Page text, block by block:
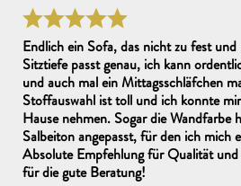
Hinweise zum Datenschutz
Diese Seite ist durch reCAPTCHA
Datenschutzrichtlinieund
unserer Seite soefa.com/darum-soefa.com
rund um das Thema Nachhaltigkeit. Viele Grüße
Beantwortet von Lucy am 14.09.2023
kann, wenn diese nicht aus der gleichen
kannst du uns auch direkt im Store
Viele Grüße
Beantwortet von Lucy am 07.08.2022
Endlich ein Sofa, das nicht zu fest
Sitztiefe passt genau, ich kann
und auch mal ein Mittagsschläfchen
Stoffauswahl ist toll und ich konnte
Hause nehmen. Sogar die Wandfarbe
Salbeiton angepasst, für den ich mich
Absolute Empfehlung für Qualität
für die gute Beratung!